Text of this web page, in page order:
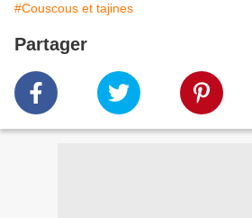
#Couscous et tajines
Partager